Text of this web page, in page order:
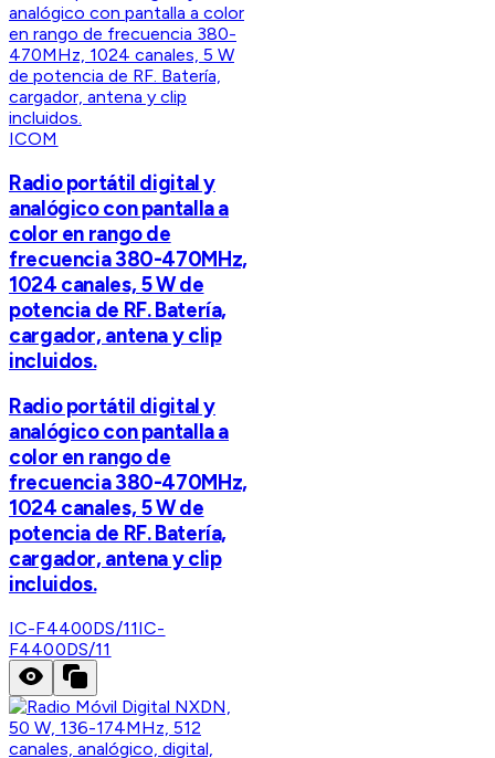
ICOM
Radio portátil digital y
analógico con pantalla a
color en rango de
frecuencia 380-470MHz,
1024 canales, 5 W de
potencia de RF. Batería,
cargador, antena y clip
incluidos.
Radio portátil digital y
analógico con pantalla a
color en rango de
frecuencia 380-470MHz,
1024 canales, 5 W de
potencia de RF. Batería,
cargador, antena y clip
incluidos.
IC-F4400DS/11IC-
F4400DS/11